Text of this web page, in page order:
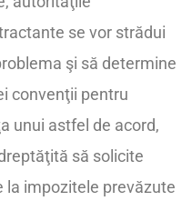
se vor strădui
şi să determine
convenţii pentru
unui astfel de acord,
să solicite
la impozitele prevăzute